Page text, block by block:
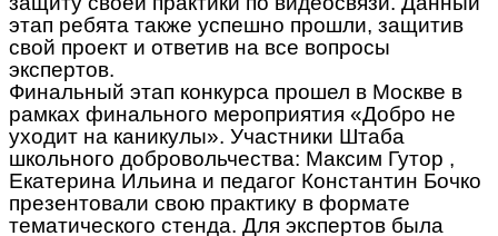
этап ребята также успешно прошли, защитив
свой проект и ответив на все вопросы
экспертов.
Финальный этап конкурса прошел в Москве в
рамках финального мероприятия «Добро не
уходит на каникулы». Участники Штаба
школьного добровольчества: Максим Гутор ,
Екатерина Ильина и педагог Константин Бочко
презентовали свою практику в формате
тематического стенда. Для экспертов была